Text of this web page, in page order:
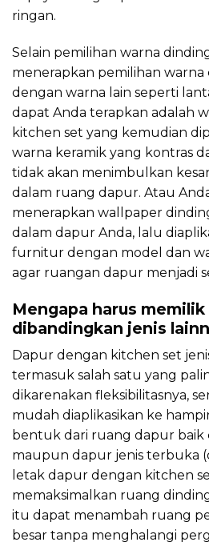
ringan.
Selain pemilihan warna
menerapkan pemilihan warna
dengan warna lain seperti
dapat Anda terapkan adalah
kitchen set yang kemudian
warna keramik yang kontras
tidak akan menimbulkan
dalam ruang dapur. Atau
menerapkan wallpaper
dalam dapur Anda, lalu
furnitur dengan model dan
agar ruangan dapur menjadi
Mengapa harus
dibandingkan jenis
Dapur dengan kitchen set
termasuk salah satu yang
dikarenakan fleksibilitasnya,
mudah diaplikasikan ke
bentuk dari ruang dapur
maupun dapur jenis terbuka
letak dapur dengan kitchen
memaksimalkan ruang
itu dapat menambah ruang
besar tanpa menghalangi